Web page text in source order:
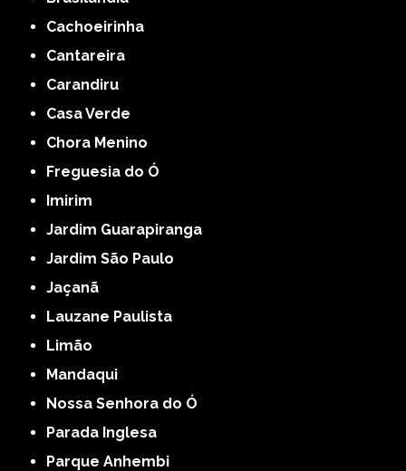
Cachoeirinha
Cantareira
Carandiru
Casa Verde
Chora Menino
Freguesia do Ó
Imirim
Jardim Guarapiranga
Jardim São Paulo
Jaçanã
Lauzane Paulista
Limão
Mandaqui
Nossa Senhora do Ó
Parada Inglesa
Parque Anhembi